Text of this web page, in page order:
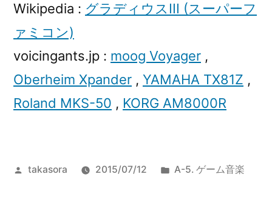
Wikipedia : グラディウスIII (スーパーフ
ァミコン)
voicingants.jp : moog Voyager ,
Oberheim Xpander , YAMAHA TX81Z ,
Roland MKS-50 , KORG AM8000R
投
takasora 2015/07/12
カ
A-5. ゲーム音楽